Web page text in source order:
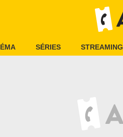
SÉRIES STREAMING